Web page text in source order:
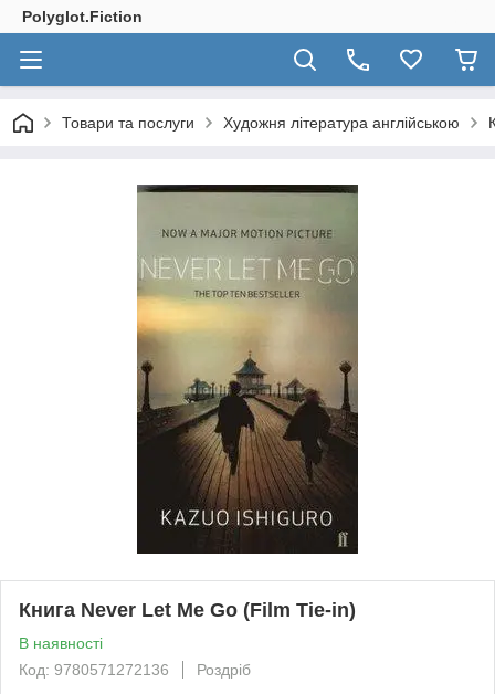
Polyglot.Fiction
Товари та послуги Художня література англійською
Книга Never Let Me Go (Film Tie-in)
В наявності
Код: 9780571272136
Роздріб